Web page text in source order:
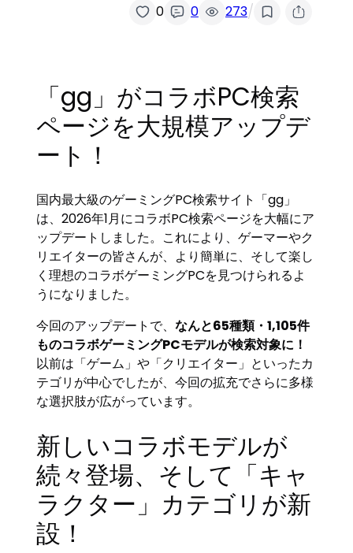
0 0 273/
「gg」がコラボPC検索
ページを大規模アップデ
ート！
国内最大級のゲーミングPC検索サイト「gg」
は、2026年1月にコラボPC検索ページを大幅にア
ップデートしました。これにより、ゲーマーやク
リエイターの皆さんが、より簡単に、そして楽し
く理想のコラボゲーミングPCを見つけられるよ
うになりました。
今回のアップデートで、なんと65種類・1,105件
ものコラボゲーミングPCモデルが検索対象に！
以前は「ゲーム」や「クリエイター」といったカ
テゴリが中心でしたが、今回の拡充でさらに多様
な選択肢が広がっています。
新しいコラボモデルが
続々登場、そして「キャ
ラクター」カテゴリが新
設！